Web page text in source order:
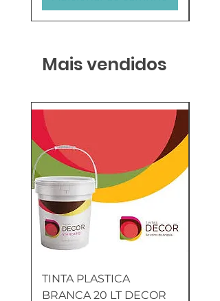
Mais vendidos
TINTA PLASTICA
BRANCA 20 LT DECOR